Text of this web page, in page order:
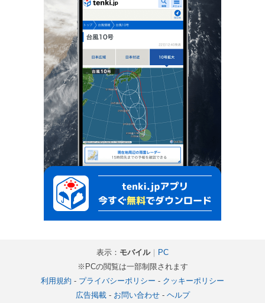
表示： モバイル｜ PC
※PCの閲覧は一部制限されます
利用規約 - プライバシーポリシー - クッキーポリシー
広告掲載- お問い合わせ- ヘルプ